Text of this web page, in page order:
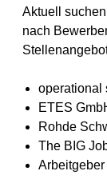
Aktuell
nach
operational
ETES
Rohde
The BIG